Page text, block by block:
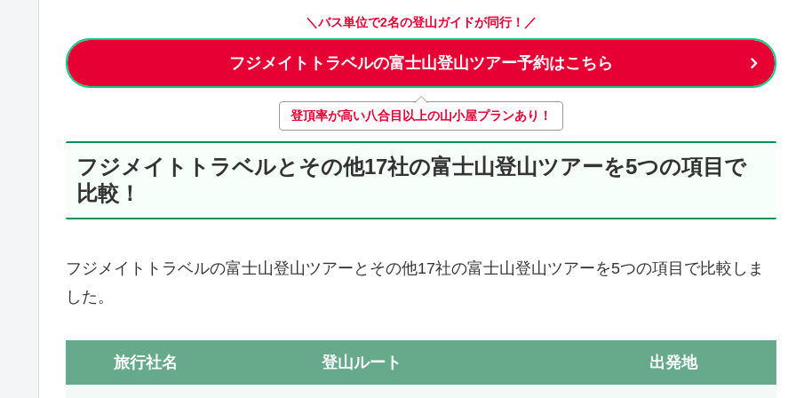
＼バス単位で2名の登山ガイドが同行！／
フジメイトトラベルの富士山登山ツアー予約はこちら
登頂率が高い八合目以上の山小屋プランあり！
フジメイトトラベルとその他17社の富士山登山ツアーを5つの項目で
比較！
フジメイトトラベルの富士山登山ツアーとその他17社の富士山登山ツアーを5つの項目で比較しま
した。
旅行社名 登山ルート 出発地